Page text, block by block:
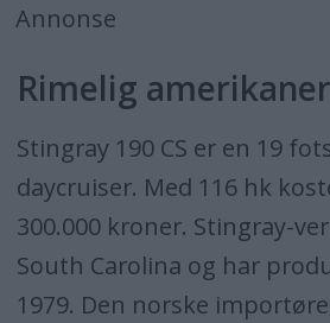
Annonse
Rimelig amerikaner
Stingray 190 CS er en 19
daycruiser. Med 116 hk
300.000 kroner. Stingray-
South Carolina og har
1979. Den norske